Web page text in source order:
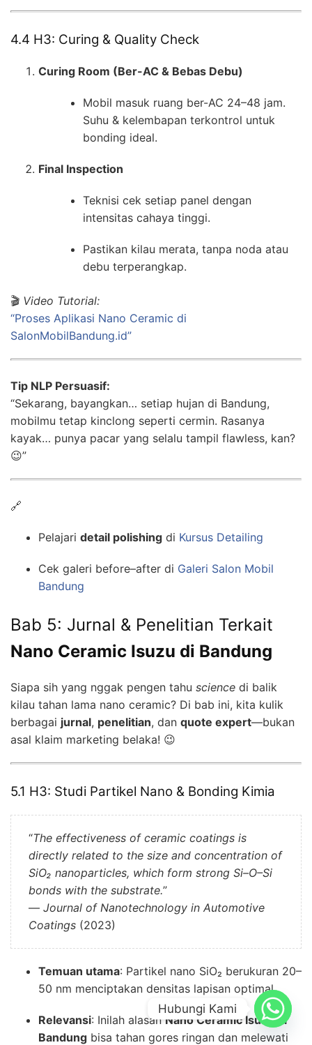
4.4 H3: Curing & Quality Check
Curing Room (Ber-AC & Bebas Debu)
Mobil masuk ruang ber-AC 24–48 jam.
Suhu & kelembapan terkontrol untuk
bonding ideal.
Final Inspection
Teknisi cek setiap panel dengan
intensitas cahaya tinggi.
Pastikan kilau merata, tanpa noda atau
debu terperangkap.
🎬 Video Tutorial:
“Proses Aplikasi Nano Ceramic di
SalonMobilBandung.id”
Tip NLP Persuasif:
“Sekarang, bayangkan… setiap hujan di Bandung,
mobilmu tetap kinclong seperti cermin. Rasanya
kayak… punya pacar yang selalu tampil flawless, kan?
😉”
🔗
Pelajari detail polishing di Kursus Detailing
Cek galeri before–after di Galeri Salon Mobil
Bandung
Bab 5: Jurnal & Penelitian Terkait
Nano Ceramic Isuzu di Bandung
Siapa sih yang nggak pengen tahu science di balik
kilau tahan lama nano ceramic? Di bab ini, kita kulik
berbagai jurnal, penelitian, dan quote expert—bukan
asal klaim marketing belaka! 😉
5.1 H3: Studi Partikel Nano & Bonding Kimia
“The effectiveness of ceramic coatings is
directly related to the size and concentration of
SiO₂ nanoparticles, which form strong Si–O–Si
bonds with the substrate.”
— Journal of Nanotechnology in Automotive
Coatings (2023)
Temuan utama: Partikel nano SiO₂ berukuran 20–
50 nm menciptakan densitas lapisan optimal.
Relevansi: Inilah alasan Nano Ceramic Isuzu di
Bandung bisa tahan gores ringan dan melewati
Hubungi Kami